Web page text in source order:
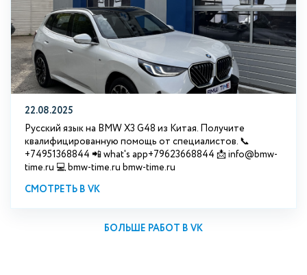
22.08.2025
Русский язык на BMW X3 G48 из Китая. Получите
квалифицированную помощь от специалистов. 📞
+74951368844 📲 what's app+79623668844 📩 info@bmw-
time.ru 💻 bmw-time.ru bmw-time.ru
СМОТРЕТЬ В VK
БОЛЬШЕ РАБОТ В VK